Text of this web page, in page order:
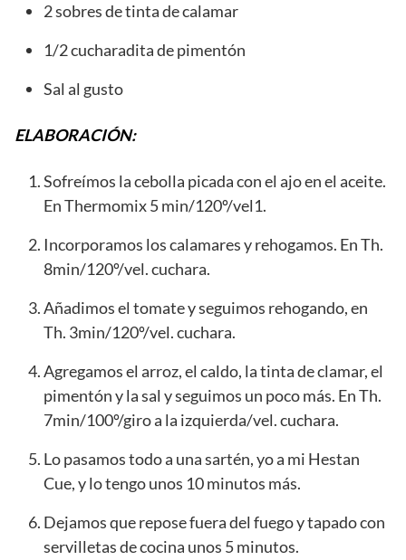
2 sobres de tinta de calamar
1/2 cucharadita de pimentón
Sal al gusto
ELABORACIÓN:
Sofreímos la cebolla picada con el ajo en el aceite.
En Thermomix 5 min/120º/vel1.
Incorporamos los calamares y rehogamos. En Th.
8min/120º/vel. cuchara.
Añadimos el tomate y seguimos rehogando, en
Th. 3min/120º/vel. cuchara.
Agregamos el arroz, el caldo, la tinta de clamar, el
pimentón y la sal y seguimos un poco más. En Th.
7min/100º/giro a la izquierda/vel. cuchara.
Lo pasamos todo a una sartén, yo a mi Hestan
Cue, y lo tengo unos 10 minutos más.
Dejamos que repose fuera del fuego y tapado con
servilletas de cocina unos 5 minutos.